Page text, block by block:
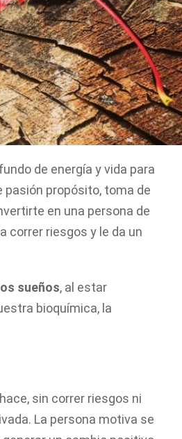
de energía y vida para
pasión propósito, toma de
en una persona de
correr riesgos y le da un
sueños, al estar
bioquímica, la
sin correr riesgos ni
La persona motiva se